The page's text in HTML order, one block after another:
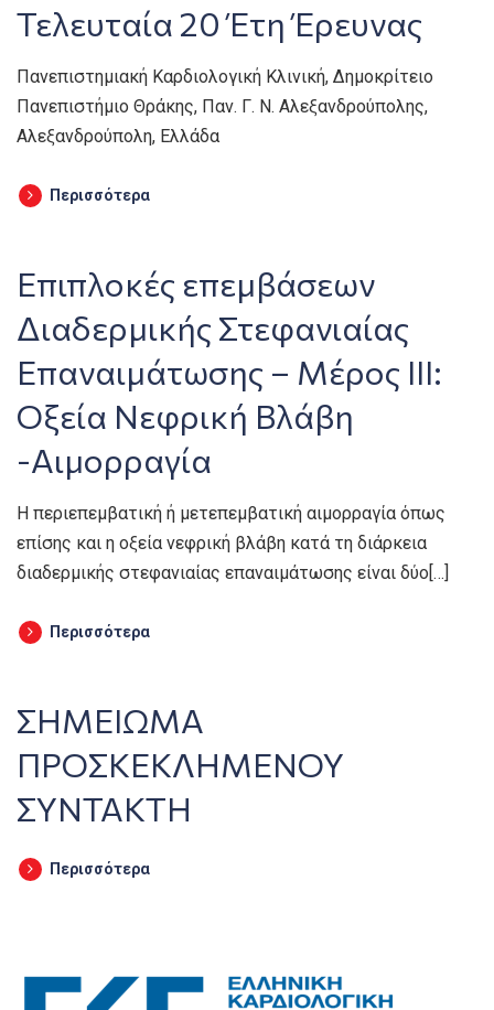
Τελευταία 20 Έτη Έρευνας
Πανεπιστημιακή Καρδιολογική Κλινική, Δημοκρίτειο
Πανεπιστήμιο Θράκης, Παν. Γ. Ν. Αλεξανδρούπολης,
Αλεξανδρούπολη, Ελλάδα
Περισσότερα
Επιπλοκές επεμβάσεων
Διαδερμικής Στεφανιαίας
Επαναιμάτωσης – Μέρος ΙΙΙ:
Οξεία Νεφρική Βλάβη
-Αιμορραγία
Η περιεπεμβατική ή μετεπεμβατική αιμορραγία όπως
επίσης και η οξεία νεφρική βλάβη κατά τη διάρκεια
διαδερμικής στεφανιαίας επαναιμάτωσης είναι δύο[…]
Περισσότερα
ΣΗΜΕΙΩΜΑ
ΠΡΟΣΚΕΚΛΗΜΕΝΟΥ
ΣΥΝΤΑΚΤΗ
Περισσότερα